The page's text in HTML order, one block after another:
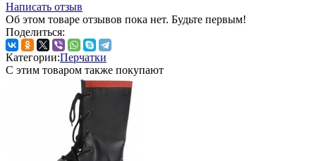
Написать отзыв
Об этом товаре отзывов пока нет. Будьте первым!
Поделиться:
Категории:Перчатки
С этим товаром также покупают